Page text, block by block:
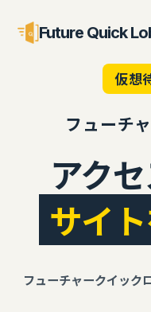
Future Quick
仮想
フューチ
アク
サイ
フューチャークイック